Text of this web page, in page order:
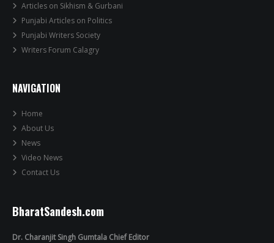
Articles on Sikhism & Gurbani
Punjabi Articles on Politics
Punjabi Writers Society
Writers Forum Calagry
NAVIGATION
Home
About Us
News
Video News
Contact Us
BharatSandesh.com
Dr. Charanjit Singh Gumtala Chief Editor